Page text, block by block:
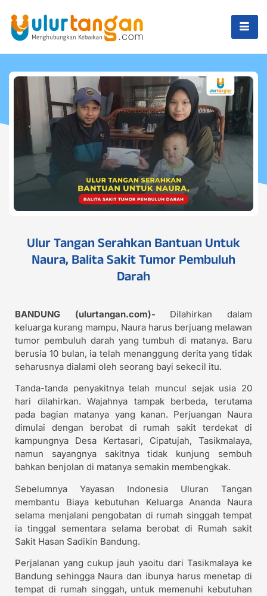
Ulur Tangan Serahkan Bantuan Untuk
Naura, Balita Sakit Tumor Pembuluh
Darah
BANDUNG (ulurtangan.com)- Dilahirkan dalam
keluarga kurang mampu, Naura harus berjuang melawan
tumor pembuluh darah yang tumbuh di matanya. Baru
berusia 10 bulan, ia telah menanggung derita yang tidak
seharusnya dialami oleh seorang bayi sekecil itu.
Tanda-tanda penyakitnya telah muncul sejak usia 20
hari dilahirkan. Wajahnya tampak berbeda, terutama
pada bagian matanya yang kanan. Perjuangan Naura
dimulai dengan berobat di rumah sakit terdekat di
kampungnya Desa Kertasari, Cipatujah, Tasikmalaya,
namun sayangnya sakitnya tidak kunjung sembuh
bahkan benjolan di matanya semakin membengkak.
Sebelumnya Yayasan Indonesia Uluran Tangan
membantu Biaya kebutuhan Keluarga Ananda Naura
selama menjalani pengobatan di rumah singgah tempat
ia tinggal sementara selama berobat di Rumah sakit
Sakit Hasan Sadikin Bandung.
Perjalanan yang cukup jauh yaoitu dari Tasikmalaya ke
Bandung sehingga Naura dan ibunya harus menetap di
tempat di rumah singgah, untuk memenuhi kebutuhan